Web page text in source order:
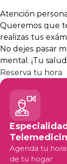
Atención
Queremos que
realizas tus
No dejes pasar
mental. ¡Tu
Reserva tu hora
Agenda tu
de tu hogar